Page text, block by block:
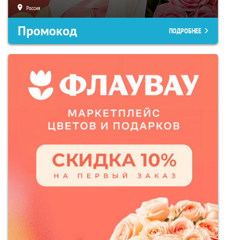
Россия
Промокод ПОДРОБНЕЕ